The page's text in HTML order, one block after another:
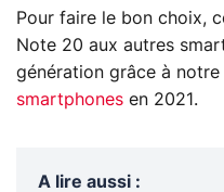
Pour faire le bon choix,
Note 20 aux autres
génération grâce à
smartphones en 2021.
A lire aussi :